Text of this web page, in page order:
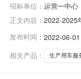
招标单位： 运营一中心
正文内容： 2022-2025
项目（标段
发布时间： 2022-06-01
相关产品：
生产用车服